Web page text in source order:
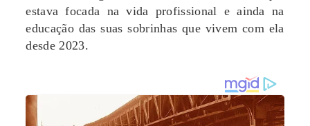
estava focada na vida profissional e ainda na
educação das suas sobrinhas que vivem com ela
desde 2023.